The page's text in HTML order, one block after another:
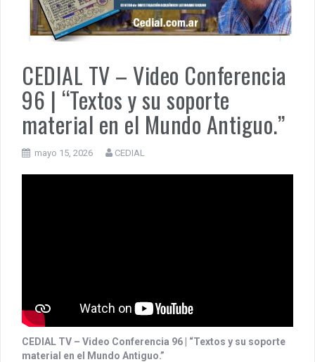
PENSAR UNA SEÑAL | Se echan los dados éticos de la
sustentibilidad. | 6 DE AGOSTO: SOBERANIA TERRITORIAL,
CEDIAL TV – Video Conferencia
96 | “Textos y su soporte
material en el Mundo Antiguo.”
mayo 15, 2026 CEDIAL
CEDIAL TV – Video Conferencia 96 | “Textos y su soporte
material en el Mundo Antiguo.”